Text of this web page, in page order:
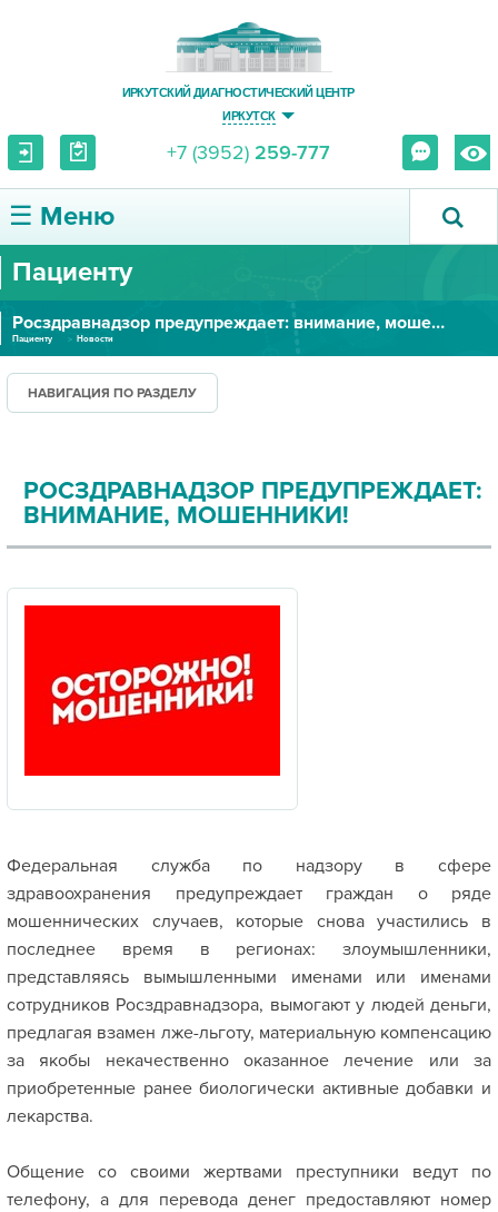
ИРКУТСКИЙ ДИАГНОСТИЧЕСКИЙ ЦЕНТР
ИРКУТСК
+7 (3952) 259-777
☰ Меню
О ЦЕНТРЕ
УСЛУГИ И ЦЕНЫ
ПАЦИЕНТУ
ПРАВОВАЯ ИНФОРМАЦИЯ
Пациенту
Росздравнадзор предупреждает: внимание, мошенники!
Пациенту Новости
НАВИГАЦИЯ ПО РАЗДЕЛУ
РОСЗДРАВНАДЗОР ПРЕДУПРЕЖДАЕТ:
ВНИМАНИЕ, МОШЕННИКИ!
Федеральная служба по надзору в сфере
здравоохранения предупреждает граждан о ряде
мошеннических случаев, которые снова участились в
последнее время в регионах: злоумышленники,
представляясь вымышленными именами или именами
сотрудников Росздравнадзора, вымогают у людей деньги,
предлагая взамен лже-льготу, материальную компенсацию
за якобы некачественно оказанное лечение или за
приобретенные ранее биологически активные добавки и
лекарства.
Общение со своими жертвами преступники ведут по
телефону, а для перевода денег предоставляют номер